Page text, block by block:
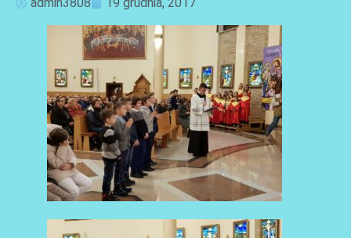
AKTUALNOŚCI